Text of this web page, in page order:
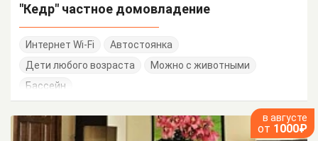
"Кедр" частное домовладение
Интернет Wi-Fi
Автостоянка
Дети любого возраста
Можно с животными
Бассейн
в августе
от 1000₽